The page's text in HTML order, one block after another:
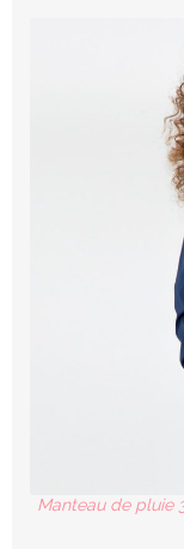
Manteau de pluie